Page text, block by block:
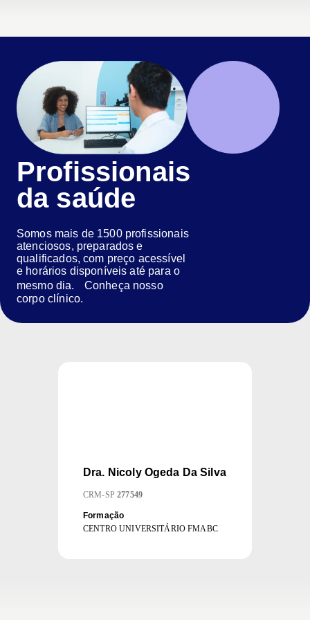
Profissionais
da saúde
Somos mais de 1500 profissionais
atenciosos, preparados e
qualificados, com preço acessível
e horários disponíveis até para o
mesmo dia. Conheça nosso
corpo clínico.
Dra. Nicoly Ogeda Da Silva
CRM-SP 277549
Formação
CENTRO UNIVERSITÁRIO FMABC